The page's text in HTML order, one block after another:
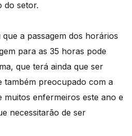
do setor.
a passagem dos horários
para as 35 horas pode
que terá ainda que ser
também preocupado com a
muitos enfermeiros este ano e
necessitarão de ser